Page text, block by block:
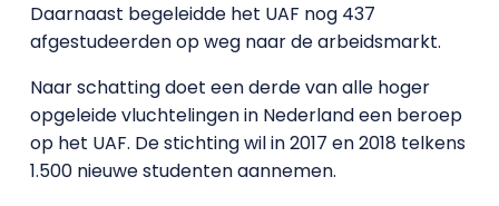
Daarnaast begeleidde het UAF nog 437
afgestudeerden op weg naar de arbeidsmarkt.
Naar schatting doet een derde van alle hoger
opgeleide vluchtelingen in Nederland een beroep
op het UAF. De stichting wil in 2017 en 2018 telkens
1.500 nieuwe studenten aannemen.